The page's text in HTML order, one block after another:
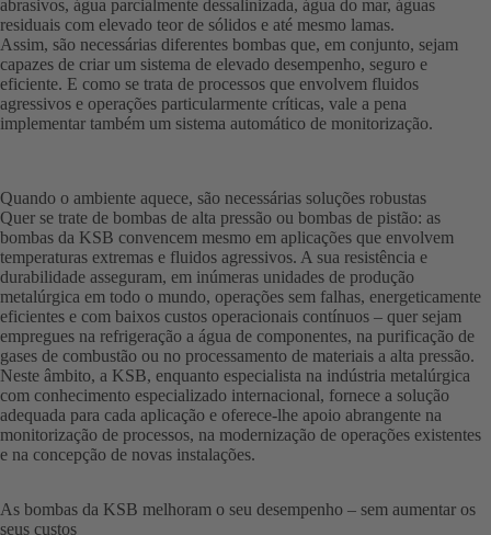
abrasivos, água parcialmente dessalinizada, água do mar, águas
residuais com elevado teor de sólidos e até mesmo lamas.
Assim, são necessárias diferentes bombas que, em conjunto, sejam
capazes de criar um sistema de elevado desempenho, seguro e
eficiente. E como se trata de processos que envolvem fluidos
agressivos e operações particularmente críticas, vale a pena
implementar também um sistema automático de monitorização.
Quando o ambiente aquece, são necessárias soluções robustas
Quer se trate de bombas de alta pressão ou bombas de pistão: as
bombas da KSB convencem mesmo em aplicações que envolvem
temperaturas extremas e fluidos agressivos. A sua resistência e
durabilidade asseguram, em inúmeras unidades de produção
metalúrgica em todo o mundo, operações sem falhas, energeticamente
eficientes e com baixos custos operacionais contínuos – quer sejam
empregues na refrigeração a água de componentes, na purificação de
gases de combustão ou no processamento de materiais a alta pressão.
Neste âmbito, a KSB, enquanto especialista na indústria metalúrgica
com conhecimento especializado internacional, fornece a solução
adequada para cada aplicação e oferece-lhe apoio abrangente na
monitorização de processos, na modernização de operações existentes
e na concepção de novas instalações.
As bombas da KSB melhoram o seu desempenho – sem aumentar os
seus custos